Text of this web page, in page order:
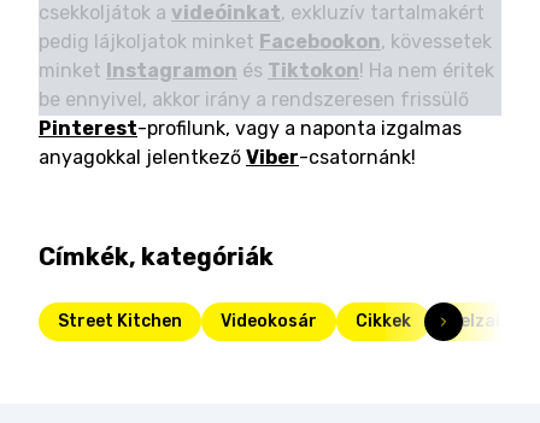
csekkoljátok a videóinkat, exkluzív tartalmakért
pedig lájkoljatok minket Facebookon, kövessetek
minket Instagramon és Tiktokon! Ha nem éritek
be ennyivel, akkor irány a rendszeresen frissülő
Pinterest-profilunk, vagy a naponta izgalmas
anyagokkal jelentkező Viber-csatornánk!
Címkék, kategóriák
Street Kitchen Videokosár Cikkek